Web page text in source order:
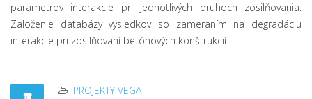
parametrov interakcie pri jednotlivých druhoch zosilňovania.
Založenie databázy výsledkov so zameraním na degradáciu
interakcie pri zosilňovaní betónových konštrukcií.
PROJEKTY VEGA